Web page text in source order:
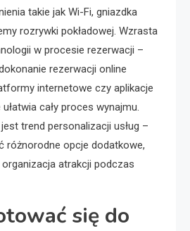
takie jak Wi-Fi, gniazdka
rozrywki pokładowej. Wzrasta
w procesie rezerwacji –
rezerwacji online
internetowe czy aplikacje
cały proces wynajmu.
trend personalizacji usług –
różnorodne opcje dodatkowe,
atrakcji podczas
się do